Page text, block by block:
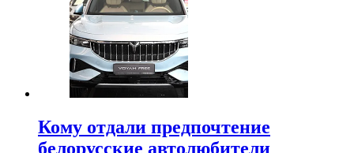
Кому отдали предпочтение
белорусские автолюбители